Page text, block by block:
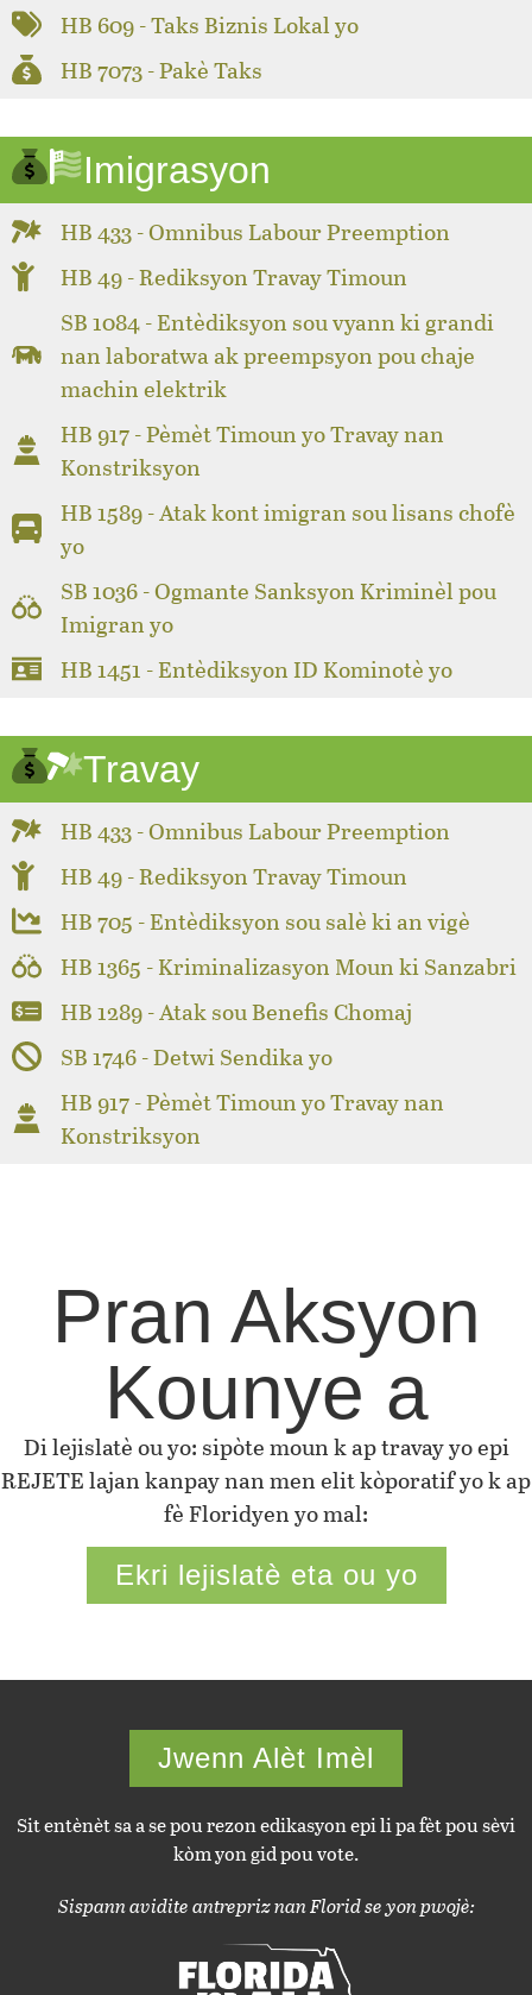
HB 609 - Taks Biznis Lokal yo
HB 7073 - Pakè Taks
Imigrasyon
HB 433 - Omnibus Labour Preemption
HB 49 - Rediksyon Travay Timoun
SB 1084 - Entèdiksyon sou vyann ki grandi
nan laboratwa ak preempsyon pou chaje
machin elektrik
HB 917 - Pèmèt Timoun yo Travay nan
Konstriksyon
HB 1589 - Atak kont imigran sou lisans chofè
yo
SB 1036 - Ogmante Sanksyon Kriminèl pou
Imigran yo
HB 1451 - Entèdiksyon ID Kominotè yo
Travay
HB 433 - Omnibus Labour Preemption
HB 49 - Rediksyon Travay Timoun
HB 705 - Entèdiksyon sou salè ki an vigè
HB 1365 - Kriminalizasyon Moun ki Sanzabri
HB 1289 - Atak sou Benefis Chomaj
SB 1746 - Detwi Sendika yo
HB 917 - Pèmèt Timoun yo Travay nan
Konstriksyon
Pran Aksyon
Kounye a
Di lejislatè ou yo: sipòte moun k ap travay yo epi
REJETE lajan kanpay nan men elit kòporatif yo k ap
fè Floridyen yo mal:
Ekri lejislatè eta ou yo
Jwenn Alèt Imèl
Sit entènèt sa a se pou rezon edikasyon epi li pa fèt pou sèvi
kòm yon gid pou vote.
Sispann avidite antrepriz nan Florid se yon pwojè: